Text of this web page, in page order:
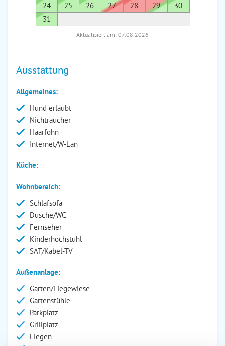
24
25 26 27 28 29
30
31
Aktualisiert am: 07.08.2026
Ausstattung
Allgemeines:
Hund erlaubt
Nichtraucher
Haarföhn
Internet/W-Lan
Küche:
Wohnbereich:
Schlafsofa
Dusche/WC
Fernseher
Kinderhochstuhl
SAT/Kabel-TV
Außenanlage:
Garten/Liegewiese
Gartenstühle
Parkplatz
Grillplatz
Liegen